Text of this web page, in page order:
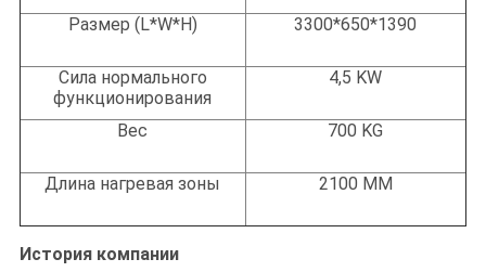
Размер (L*W*H) 3300*650*1390
Сила нормального
функционирования
4,5 KW
Вес 700 KG
Длина нагревая зоны 2100 MM
История компании